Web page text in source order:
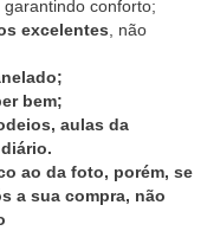
, garantindo conforto;
excelentes , não
bem;
aulas da
ao da foto, porém, se
a sua compra, não